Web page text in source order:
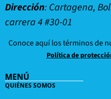
Dirección: Cartagena,
carrera 4 #30-01
Conoce aquí los términos de
Política de
MENÚ
QUIÉNES SOMOS